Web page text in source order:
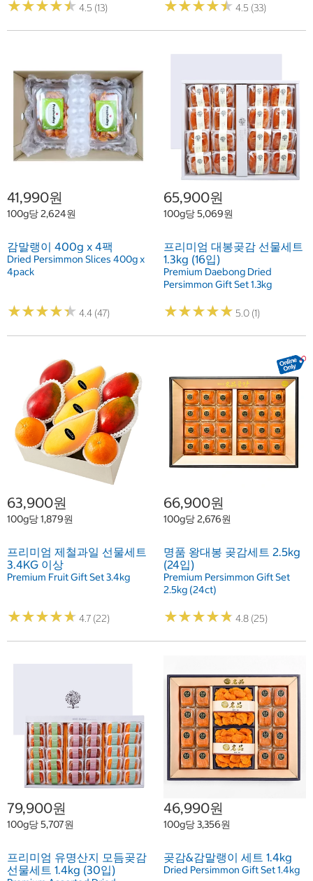
★★★★★
★★★★★ 4.5 (13) ★★★★★
★★★★★ 4.5 (33)
41,990원
100g당 2,624원
감말랭이 400g x 4팩
Dried Persimmon Slices 400g x
4pack
★★★★★
★★★★★ 4.4 (47)
65,900원
100g당 5,069원
프리미엄 대봉곶감 선물세트
1.3kg (16입)
Premium Daebong Dried
Persimmon Gift Set 1.3kg
★★★★★
★★★★★ 5.0 (1)
63,900원
100g당 1,879원
프리미엄 제철과일 선물세트
3.4KG 이상
Premium Fruit Gift Set 3.4kg
★★★★★
★★★★★ 4.7 (22)
66,900원
100g당 2,676원
명품 왕대봉 곶감세트 2.5kg
(24입)
Premium Persimmon Gift Set
2.5kg (24ct)
★★★★★
★★★★★ 4.8 (25)
79,900원
100g당 5,707원
프리미엄 유명산지 모듬곶감
선물세트 1.4kg (30입)
46,990원
100g당 3,356원
곶감&감말랭이 세트 1.4kg
Dried Persimmon Gift Set 1.4kg